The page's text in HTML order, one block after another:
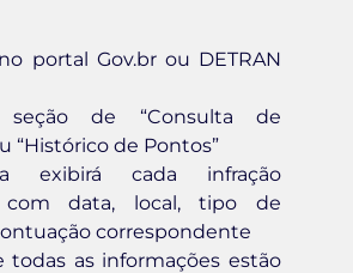
portal Gov.br ou DETRAN
de “Consulta de
“Histórico de Pontos”
exibirá cada infração
com data, local, tipo de
correspondente
todas as informações estão